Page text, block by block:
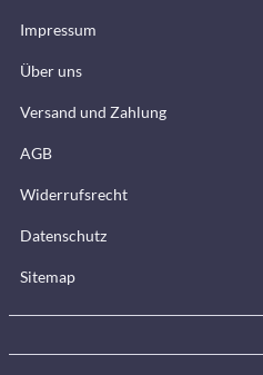
Impressum
Über uns
Versand und Zahlung
AGB
Widerrufsrecht
Datenschutz
Sitemap